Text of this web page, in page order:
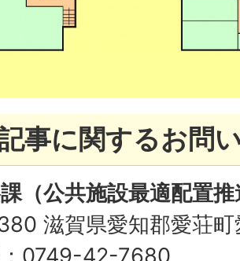
事に関するお問
（公共施設最適配置
滋賀県愛知郡愛荘
：0749-42-7680